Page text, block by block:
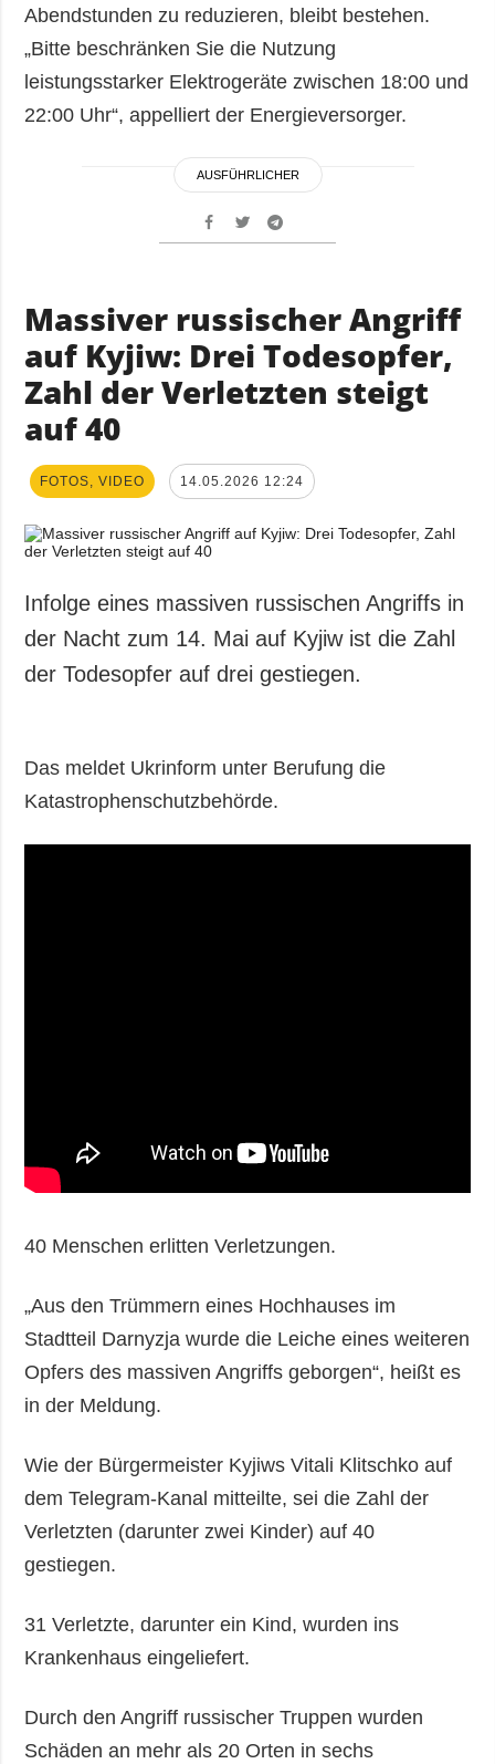
Abendstunden zu reduzieren, bleibt bestehen.
„Bitte beschränken Sie die Nutzung
leistungsstarker Elektrogeräte zwischen 18:00 und
22:00 Uhr“, appelliert der Energieversorger.
AUSFÜHRLICHER
Massiver russischer Angriff
auf Kyjiw: Drei Todesopfer,
Zahl der Verletzten steigt
auf 40
FOTOS, VIDEO 14.05.2026 12:24
Infolge eines massiven russischen Angriffs in
der Nacht zum 14. Mai auf Kyjiw ist die Zahl
der Todesopfer auf drei gestiegen.
Das meldet Ukrinform unter Berufung die
Katastrophenschutzbehörde.
40 Menschen erlitten Verletzungen.
„Aus den Trümmern eines Hochhauses im
Stadtteil Darnyzja wurde die Leiche eines weiteren
Opfers des massiven Angriffs geborgen“, heißt es
in der Meldung.
Wie der Bürgermeister Kyjiws Vitali Klitschko auf
dem Telegram-Kanal mitteilte, sei die Zahl der
Verletzten (darunter zwei Kinder) auf 40
gestiegen.
31 Verletzte, darunter ein Kind, wurden ins
Krankenhaus eingeliefert.
Durch den Angriff russischer Truppen wurden
Schäden an mehr als 20 Orten in sechs